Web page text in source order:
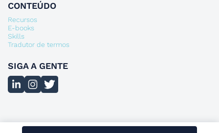
CONTEÚDO
Recursos
E-books
Skills
Tradutor de termos
SIGA A GENTE